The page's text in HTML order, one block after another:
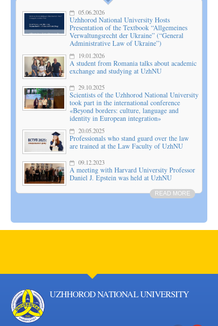
05.06.2026
Uzhhorod National University Hosts
Presentation of the Textbook “Allgemeines
Verwaltungsrecht der Ukraine” (“General
Administrative Law of Ukraine”)
19.01.2026
A student from Romania talks about academic
exchange and studying at UzhNU
29.10.2025
Scientists of the Uzhhorod National University
took part in the international conference
«Beyond borders: culture, language and
identity in European integration»
20.05.2025
Professionals who stand guard over the law
are trained at the Law Faculty of UzhNU
09.12.2023
A meeting with Harvard University Professor
Daniel J. Epstein was held at UzhNU
READ MORE
UZHHOROD NATIONAL UNIVERSITY